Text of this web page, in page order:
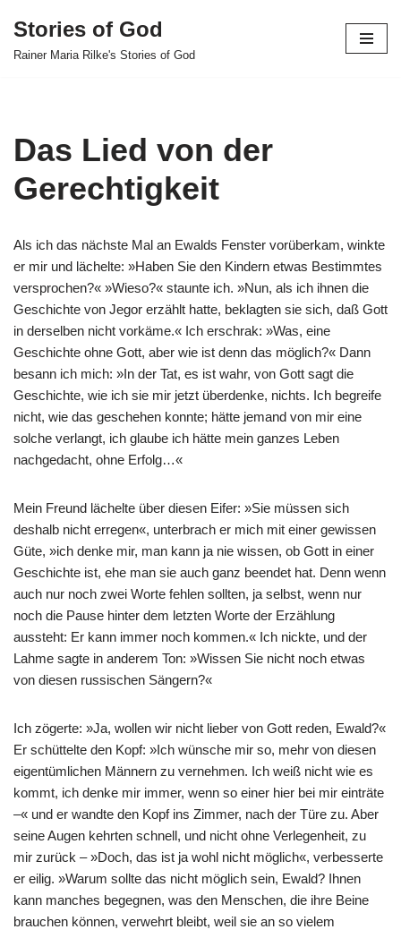
Skip
Stories of God
Rainer Maria Rilke's Stories of God
Das Lied von der
Gerechtigkeit
Als ich das nächste Mal an Ewalds Fenster vorüberkam, winkte
er mir und lächelte: »Haben Sie den Kindern etwas Bestimmtes
versprochen?« »Wieso?« staunte ich. »Nun, als ich ihnen die
Geschichte von Jegor erzählt hatte, beklagten sie sich, daß Gott
in derselben nicht vorkäme.« Ich erschrak: »Was, eine
Geschichte ohne Gott, aber wie ist denn das möglich?« Dann
besann ich mich: »In der Tat, es ist wahr, von Gott sagt die
Geschichte, wie ich sie mir jetzt überdenke, nichts. Ich begreife
nicht, wie das geschehen konnte; hätte jemand von mir eine
solche verlangt, ich glaube ich hätte mein ganzes Leben
nachgedacht, ohne Erfolg…«
Mein Freund lächelte über diesen Eifer: »Sie müssen sich
deshalb nicht erregen«, unterbrach er mich mit einer gewissen
Güte, »ich denke mir, man kann ja nie wissen, ob Gott in einer
Geschichte ist, ehe man sie auch ganz beendet hat. Denn wenn
auch nur noch zwei Worte fehlen sollten, ja selbst, wenn nur
noch die Pause hinter dem letzten Worte der Erzählung
aussteht: Er kann immer noch kommen.« Ich nickte, und der
Lahme sagte in anderem Ton: »Wissen Sie nicht noch etwas
von diesen russischen Sängern?«
Ich zögerte: »Ja, wollen wir nicht lieber von Gott reden, Ewald?«
Er schüttelte den Kopf: »Ich wünsche mir so, mehr von diesen
eigentümlichen Männern zu vernehmen. Ich weiß nicht wie es
kommt, ich denke mir immer, wenn so einer hier bei mir einträte
–« und er wandte den Kopf ins Zimmer, nach der Türe zu. Aber
seine Augen kehrten schnell, und nicht ohne Verlegenheit, zu
mir zurück – »Doch, das ist ja wohl nicht möglich«, verbesserte
er eilig. »Warum sollte das nicht möglich sein, Ewald? Ihnen
kann manches begegnen, was den Menschen, die ihre Beine
brauchen können, verwehrt bleibt, weil sie an so vielem